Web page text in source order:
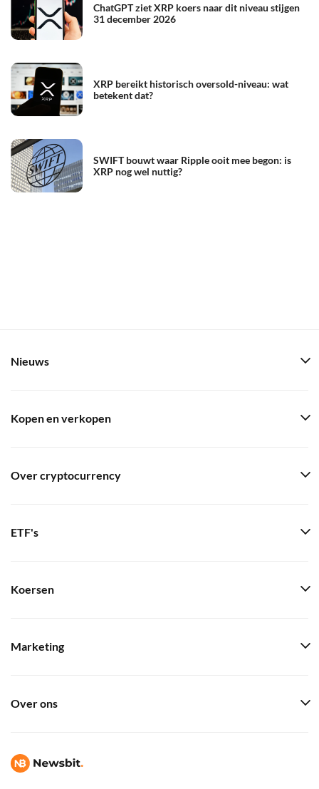
ChatGPT ziet XRP koers naar dit niveau stijgen
31 december 2026
XRP bereikt historisch oversold-niveau: wat
betekent dat?
SWIFT bouwt waar Ripple ooit mee begon: is
XRP nog wel nuttig?
Nieuws
Kopen en verkopen
Over cryptocurrency
ETF's
Koersen
Marketing
Over ons